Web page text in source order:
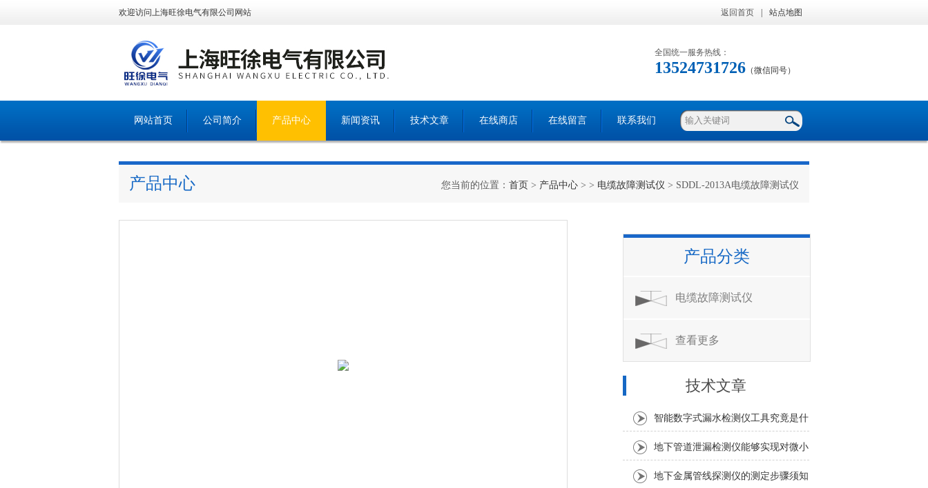
欢迎访问上海旺徐电气有限公司网站 返回首页 站点地图
全国统一服务热线：
13524731726 （微信同号）
网站首页 公司简介 产品中心 新闻资讯 技术文章 在线商店 在线留言 联系我们
产品中心 您当前的位置： 首页 > 产品中心 > > 电缆故障测试仪 > SDDL-2013A电缆故障测试仪
产品分类
电缆故障测试仪
查看更多
技术文章
智能数字式漏水检测仪工具究竟是什
么？ 地下管道泄漏检测仪能够实现对微小
泄漏的准确定位
地下金属管线探测仪的测定步骤须知